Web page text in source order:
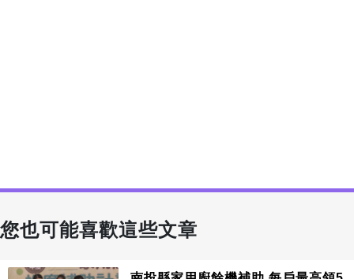
您也可能喜歡這些文章